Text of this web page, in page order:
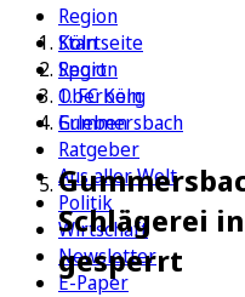
Region
Köln
Sport
1. FC Köln
Erleben
Ratgeber
Aus aller Welt
Politik
Wirtschaft
Newsletter
E-Paper
Startseite
Region
Oberberg
Gummersbach
Schlägerei
gesperrt